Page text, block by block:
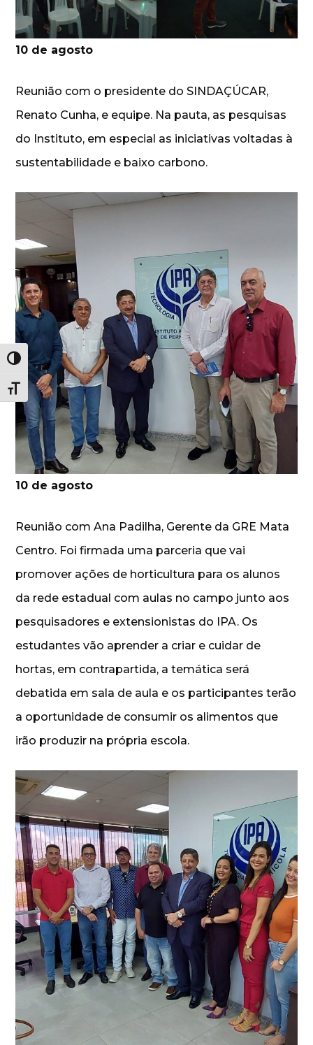
Alternar alto contraste
Alternar tamanho da fonte
10 de agosto
Reunião com o presidente do SINDAÇÚCAR,
Renato Cunha, e equipe. Na pauta, as pesquisas
do Instituto, em especial as iniciativas voltadas à
sustentabilidade e baixo carbono.
10 de agosto
Reunião com Ana Padilha, Gerente da GRE Mata
Centro. Foi firmada uma parceria que vai
promover ações de horticultura para os alunos
da rede estadual com aulas no campo junto aos
pesquisadores e extensionistas do IPA. Os
estudantes vão aprender a criar e cuidar de
hortas, em contrapartida, a temática será
debatida em sala de aula e os participantes terão
a oportunidade de consumir os alimentos que
irão produzir na própria escola.